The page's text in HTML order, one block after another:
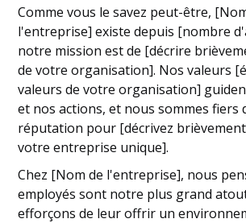
Comme vous le savez peut-être,
l'entreprise] existe depuis [nombre
notre mission est de [décrire
de votre organisation]. Nos valeurs
valeurs de votre organisation]
et nos actions, et nous sommes fiers
réputation pour [décrivez
votre entreprise unique].
Chez [Nom de l'entreprise], nous
employés sont notre plus grand
efforçons de leur offrir un